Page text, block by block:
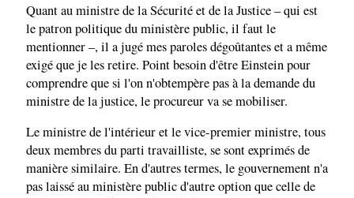
Quant au ministre de la Sécurité et de la Justice – qui est
le patron politique du ministère public, il faut le
mentionner –, il a jugé mes paroles dégoûtantes et a même
exigé que je les retire. Point besoin d'être Einstein pour
comprendre que si l'on n'obtempère pas à la demande du
ministre de la justice, le procureur va se mobiliser.
Le ministre de l'intérieur et le vice-premier ministre, tous
deux membres du parti travailliste, se sont exprimés de
manière similaire. En d'autres termes, le gouvernement n'a
pas laissé au ministère public d'autre option que celle de